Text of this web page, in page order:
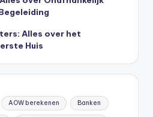
Alles over het
Huis
AOW berekenen Banken